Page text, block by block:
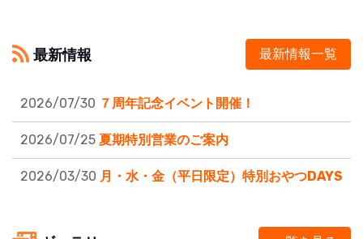
最新情報 最新情報一覧
2026/07/30 ７周年記念イベント開催！
2026/07/25 夏期特別営業のご案内
2026/03/30 月・水・金（平日限定）特別おやつDAYS